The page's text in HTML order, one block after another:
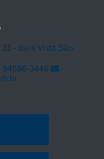
- Bela Vista São
94596-3446